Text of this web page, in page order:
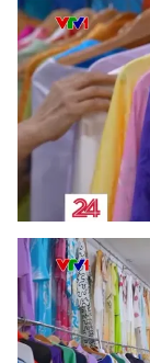
Giấy phép hoạt
cấp ngày 29/12/
Tổng Biên tập:Vũ
Phó Tổng Biên
Nguyễn Trọng Ninh
Tổng đài VTV:
Ðiện thoại Thời
Email:
Liên hệ quảng